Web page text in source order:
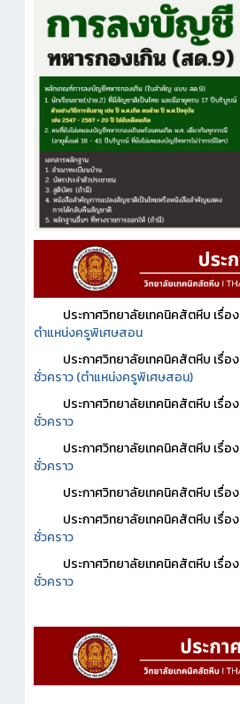
ประกาศวิทยาลัยเทคนิคสัตหีบ เรื่อง
ตำแหน่งครูพิเศษสอน
ประกาศวิทยาลัยเทคนิคสัตหีบ เรื่อง
ชั่วคราว (ตำแหน่งครูพิเศษสอน)
ประกาศวิทยาลัยเทคนิคสัตหีบ เรื่อง
ชั่วคราว
ประกาศวิทยาลัยเทคนิคสัตหีบ เรื่อง
ชั่วคราว
ประกาศวิทยาลัยเทคนิคสัตหีบ เรื่อง
ประกาศวิทยาลัยเทคนิคสัตหีบ เรื่อง
ชั่วคราว
ประกาศวิทยาลัยเทคนิคสัตหีบ เรื่อง
ชั่วคราว